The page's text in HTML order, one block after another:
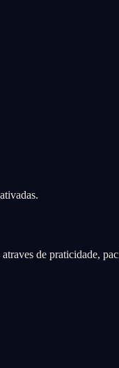
de praticidade,